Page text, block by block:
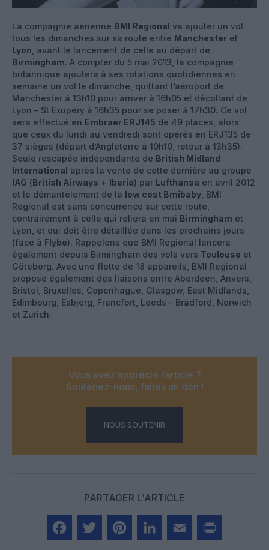
La compagnie aérienne BMI Regional va ajouter un vol
tous les dimanches sur sa route entre Manchester et
Lyon , avant le lancement de celle au départ de
Birmingham. A compter du 5 mai 2013, la compagnie
britannique ajoutera à ses rotations quotidiennes en
semaine un vol le dimanche, quittant l’aéroport de
Manchester à 13h10 pour arriver à 16h05 et décollant de
Lyon – St Exupéry à 16h35 pour se poser à 17h30. Ce vol
sera effectué en Embraer ERJ145 de 49 places, alors
que ceux du lundi au vendredi sont opérés en ERJ135 de
37 sièges (départ d’Angleterre à 10h10, retour à 13h35).
Seule rescapée indépendante de British Midland
International après la vente de cette dernière au groupe
IAG (British Airways + Iberia) par Lufthansa en avril 2012
et le démantèlement de la low cost Bmibaby , BMI
Regional est sans concurrence sur cette route,
contrairement à celle qui reliera en mai Birmingham et
Lyon, et qui doit être détaillée dans les prochains jours
(face à Flybe). Rappelons que BMI Regional lancera
également depuis Birmingham des vols vers Toulouse et
Göteborg. Avec une flotte de 18 appareils, BMI Regional
propose également des liaisons entre Aberdeen, Anvers,
Bristol, Bruxelles, Copenhague, Glasgow, East Midlands,
Edimbourg, Esbjerg, Francfort, Leeds - Bradford, Norwich
et Zurich.
Vous avez apprécié l’article ?
Soutenez-nous, faites un don !
NOUS SOUTENIR
PARTAGER L'ARTICLE